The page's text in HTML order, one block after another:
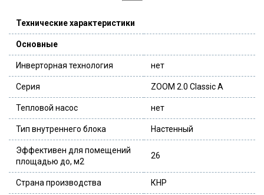
Технические характеристики
Основные
Инверторная технология нет
Серия ZOOM 2.0 Classic A
Тепловой насос нет
Тип внутреннего блока Настенный
Эффективен для помещений
площадью до, м2
26
Страна производства КНР